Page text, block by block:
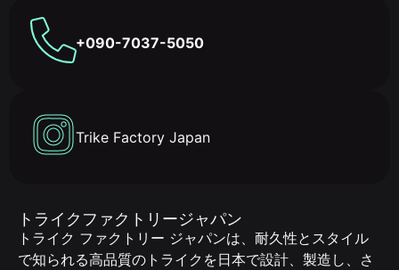
+090-7037-5050
Trike Factory Japan
トライクファクトリージャパン
トライク ファクトリー ジャパンは、耐久性とスタイル
で知られる高品質のトライクを日本で設計、製造し、さ